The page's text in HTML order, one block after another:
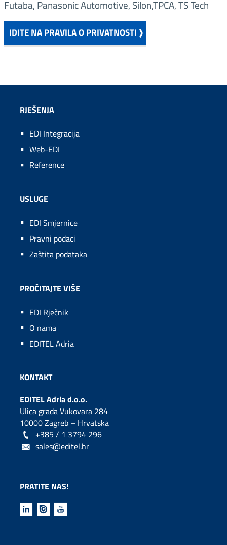
Futaba, Panasonic Automotive, Silon,TPCA, TS Tech
IDITE NA PRAVILA O PRIVATNOSTI
RJEŠENJA
EDI Integracija
Web-EDI
Reference
USLUGE
EDI Smjernice
Pravni podaci
Zaštita podataka
PROČITAJTE VIŠE
EDI Rječnik
O nama
EDITEL Adria
KONTAKT
EDITEL Adria d.o.o.
Ulica grada Vukovara 284
10000 Zagreb – Hrvatska
+385 / 1 3794 296
sales@editel.hr
PRATITE NAS!